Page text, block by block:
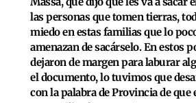
las personas que tomen tierras,
miedo en estas familias que lo
amenazan de sacárselo. En estos
dejaron de margen para laburar
el documento, lo tuvimos que
con la palabra de Provincia de que